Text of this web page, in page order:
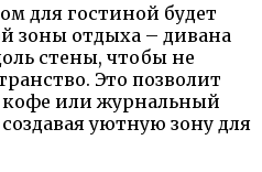
для гостиной будет
зоны отдыха – дивана
стены, чтобы не
Это позволит
кофе или журнальный
уютную зону для